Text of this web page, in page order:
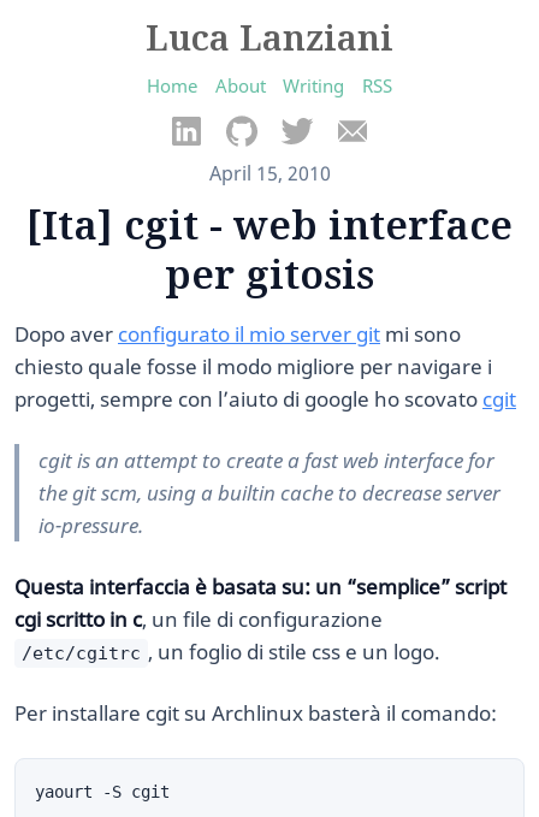
Luca Lanziani
Home About Writing RSS
April 15, 2010
[Ita] cgit - web interface
per gitosis
Dopo aver configurato il mio server git mi sono
chiesto quale fosse il modo migliore per navigare i
progetti, sempre con l’aiuto di google ho scovato cgit
cgit is an attempt to create a fast web interface for
the git scm, using a builtin cache to decrease server
io-pressure.
Questa interfaccia è basata su: un “semplice” script
cgi scritto in c, un file di configurazione
/etc/cgitrc , un foglio di stile css e un logo.
Per installare cgit su Archlinux basterà il comando: